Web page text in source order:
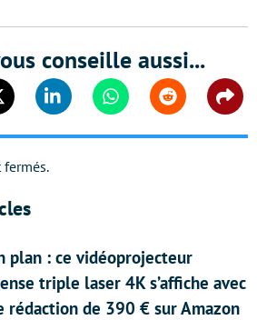
conseille aussi...
Linkedin WhatsappReddit
fermés.
plan : ce vidéoprojecteur
triple laser 4K s’affiche avec
rédaction de 390 € sur Amazon